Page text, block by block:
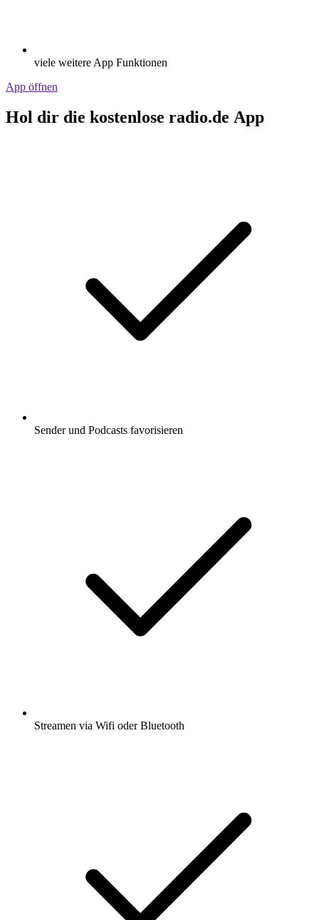
viele weitere App Funktionen
App öffnen
Hol dir die kostenlose radio.de App
Sender und Podcasts favorisieren
Streamen via Wifi oder Bluetooth